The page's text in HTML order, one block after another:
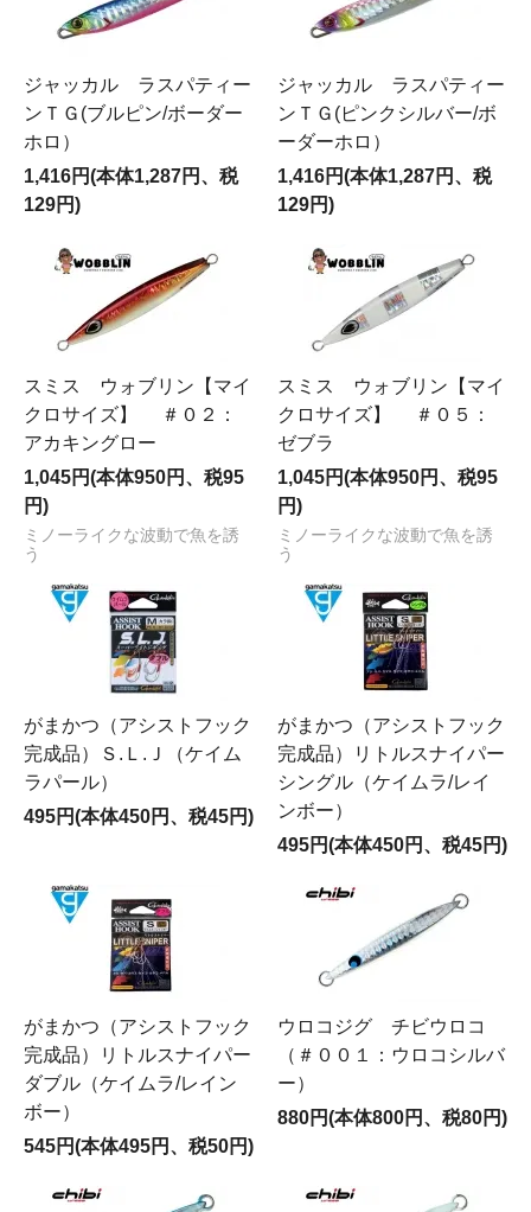
ジャッカル ラスパティー
ンＴＧ(ブルピン/ボーダー
ホロ）
1,416円(本体1,287円、税
129円)
ジャッカル ラスパティー
ンＴＧ(ピンクシルバー/ボ
ーダーホロ）
1,416円(本体1,287円、税
129円)
スミス ウォブリン【マイ
クロサイズ】 ＃０２：
アカキングロー
1,045円(本体950円、税95
円)
ミノーライクな波動で魚を誘
う
スミス ウォブリン【マイ
クロサイズ】 ＃０５：
ゼブラ
1,045円(本体950円、税95
円)
ミノーライクな波動で魚を誘
う
がまかつ（アシストフック
完成品）Ｓ.Ｌ.Ｊ（ケイム
ラパール）
495円(本体450円、税45円)
がまかつ（アシストフック
完成品）リトルスナイパー
シングル（ケイムラ/レイ
ンボー）
495円(本体450円、税45円)
がまかつ（アシストフック
完成品）リトルスナイパー
ダブル（ケイムラ/レイン
ボー）
545円(本体495円、税50円)
ウロコジグ チビウロコ
（＃００１：ウロコシルバ
ー）
880円(本体800円、税80円)